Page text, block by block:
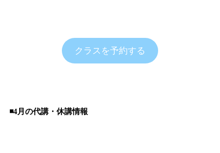
クラスを予約する
◾️4月の代講・休講情報